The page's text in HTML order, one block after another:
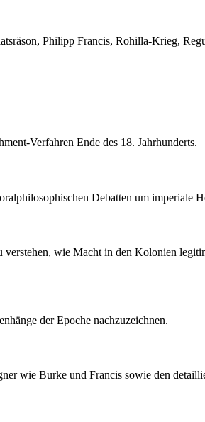
Philipp Francis, Rohilla-Krieg,
Verfahren Ende des 18. Jahrhunderts.
Debatten um imperiale
verstehen, wie Macht in den Kolonien
der Epoche nachzuzeichnen.
wie Burke und Francis sowie den